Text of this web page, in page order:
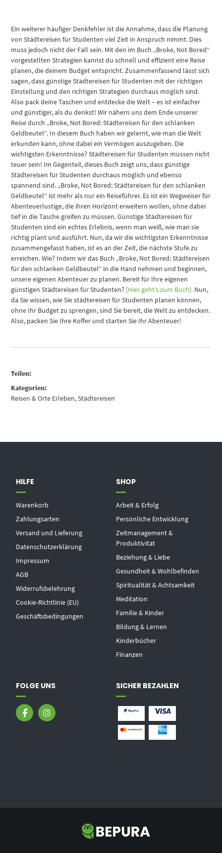
Ein weiterer häufiger Denkfehler ist die Annahme, dass die Planung
von Städtereisen für Studenten viel Zeit in Anspruch nimmt. Dies
muss jedoch nicht der Fall sein. Mit den im Buch „Broke, Not Bored“
vorgestellten Strategien kannst du schnell und effizient eine Reise
planen, die deinem Budget entspricht. Zusammenfassend lässt sich
sagen, dass günstige Städtereisen für Studenten mit der richtigen
Einstellung und den richtigen Strategien durchaus möglich sind.
Also pack deine Taschen und entdecke die Welt – es ist einfacher
und günstiger, als du denkst! Wir nähern uns dem Ende unserer
Reise durch „Broke, Not Bored: Städtereisen für den schlanken
Geldbeutel“. In diesem Buch haben wir gelernt, wie man die Welt
erkunden kann, ohne dabei ein Vermögen auszugeben. Die
wichtigsten Erkenntnisse? Städtereisen für Studenten müssen nicht
teuer sein! Im Gegenteil, dieses Buch zeigt uns, dass günstige
Städtereisen für Studenten durchaus möglich und ebenso
spannend sind. „Broke, Not Bored: Städtereisen für den schlanken
Geldbeutel“ ist mehr als nur ein Reiseführer. Es ist ein Wegweiser für
Abenteuerlustige, die ihren Horizont erweitern wollen, ohne dabei
tief in die Tasche greifen zu müssen. Günstige Städtereisen für
Studenten sind ein echtes Erlebnis, wenn man weiß, wie man sie
richtig plant und ausführt. Nun, da wir die wichtigsten Erkenntnisse
zusammengefasst haben, ist es an der Zeit, die nächste Stufe zu
erreichen. Wie? Indem wir das Buch „Broke, Not Bored: Städtereisen
für den schlanken Geldbeutel“ in die Hand nehmen und beginnen,
unsere eigenen Abenteuer zu planen. Bereit für Ihre eigenen
günstigen Städtereisen für Studenten? [Hier geht’s zum Buch]. Nun,
da Sie wissen, wie Sie städtereisen für Studenten planen können,
ohne Ihr Budget zu sprengen, sind Sie bereit, die Welt zu entdecken.
Also, packen Sie Ihre Koffer und starten Sie Ihr Abenteuer!
Teilen:
Kategorien:
Reisen & Orte Erleben,Städtereisen
HILFE
Warenkorb
Zahlungsarten
Versand und Lieferung
Datenschutzerklärung
Impressum
AGB
Widerrufsbelehrung
Cookie-Richtlinie (EU)
Geschäftsbedingungen
SHOP
Arbeit & Erfolg
Persönliche Entwicklung
Zeitmanagement &
Produktivität
Beziehung & Liebe
Gesundheit & Wohlbefinden
Spiritualität & Achtsamkeit
Meditation
Familie & Kinder
Bildung & Lernen
Kinderbücher
Finanzen
FOLGE UNS SICHER BEZAHLEN